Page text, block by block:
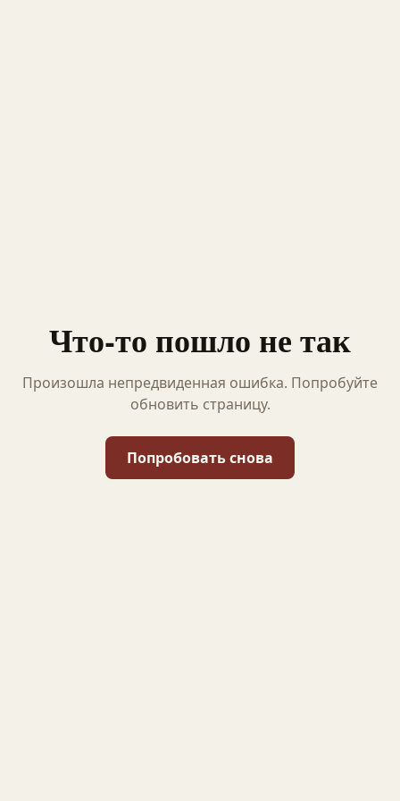
Что-то пошло не так
Произошла непредвиденная ошибка. Попробуйте
обновить страницу.
Попробовать снова